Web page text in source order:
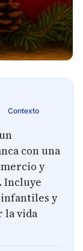
Contexto
con una
y
Incluye
infantiles y
la vida